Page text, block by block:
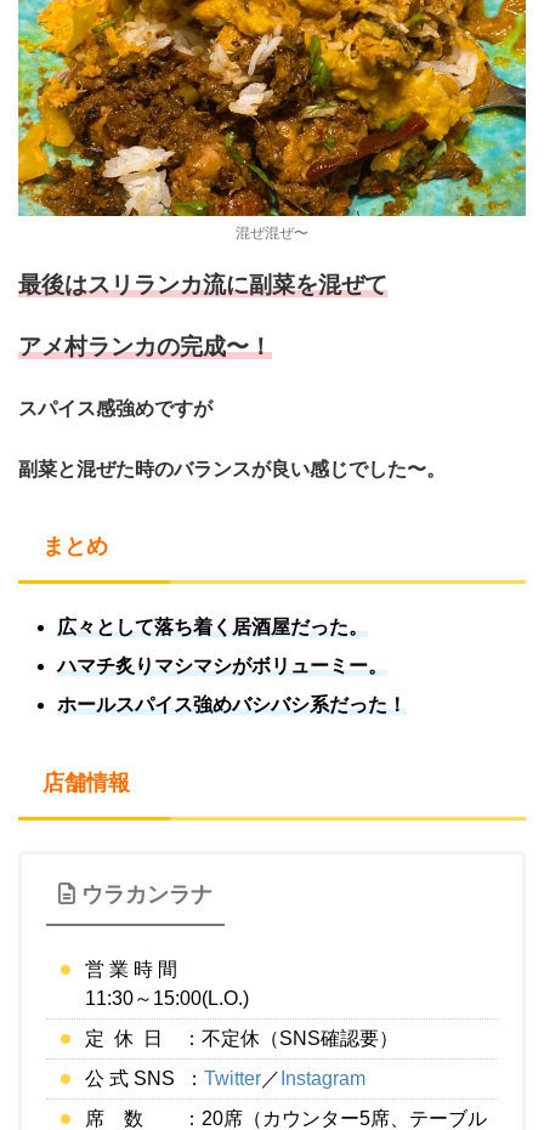
混ぜ混ぜ〜
最後はスリランカ流に副菜を混ぜて
アメ村ランカの完成〜！
スパイス感強めですが
副菜と混ぜた時のバランスが良い感じでした〜。
まとめ
広々として落ち着く居酒屋だった。
ハマチ炙りマシマシがボリューミー。
ホールスパイス強めバシバシ系だった！
店舗情報
ウラカンラナ
営 業 時 間
11:30～15:00(L.O.)
定 休 日 ：不定休（SNS確認要）
公 式 SNS ： Twitter／ Instagram
席 数 ：20席（カウンター5席、テーブル